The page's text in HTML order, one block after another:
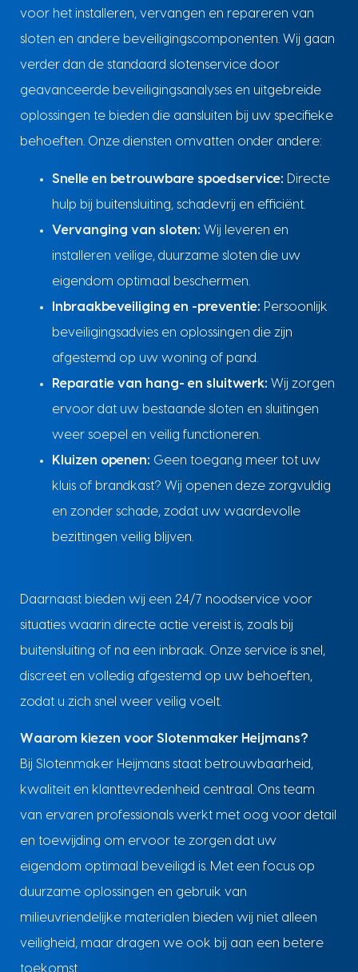
voor het installeren, vervangen en repareren van
sloten en andere beveiligingscomponenten. Wij gaan
verder dan de standaard slotenservice door
geavanceerde beveiligingsanalyses en uitgebreide
oplossingen te bieden die aansluiten bij uw specifieke
behoeften. Onze diensten omvatten onder andere:
Snelle en betrouwbare spoedservice: Directe
hulp bij buitensluiting, schadevrij en efficiënt.
Vervanging van sloten: Wij leveren en
installeren veilige, duurzame sloten die uw
eigendom optimaal beschermen.
Inbraakbeveiliging en -preventie: Persoonlijk
beveiligingsadvies en oplossingen die zijn
afgestemd op uw woning of pand.
Reparatie van hang- en sluitwerk: Wij zorgen
ervoor dat uw bestaande sloten en sluitingen
weer soepel en veilig functioneren.
Kluizen openen: Geen toegang meer tot uw
kluis of brandkast? Wij openen deze zorgvuldig
en zonder schade, zodat uw waardevolle
bezittingen veilig blijven.
Daarnaast bieden wij een 24/7 noodservice voor
situaties waarin directe actie vereist is, zoals bij
buitensluiting of na een inbraak. Onze service is snel,
discreet en volledig afgestemd op uw behoeften,
zodat u zich snel weer veilig voelt.
Waarom kiezen voor Slotenmaker Heijmans?
Bij Slotenmaker Heijmans staat betrouwbaarheid,
kwaliteit en klanttevredenheid centraal. Ons team
van ervaren professionals werkt met oog voor detail
en toewijding om ervoor te zorgen dat uw
eigendom optimaal beveiligd is. Met een focus op
duurzame oplossingen en gebruik van
milieuvriendelijke materialen bieden wij niet alleen
veiligheid, maar dragen we ook bij aan een betere
toekomst.